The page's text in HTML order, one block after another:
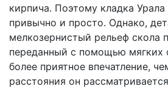
кирпича. Поэтому кладка Урала
привычно и просто. Однако,
мелкозернистый рельеф скола
переданный с помощью мягких
более приятное впечатление,
расстояния он